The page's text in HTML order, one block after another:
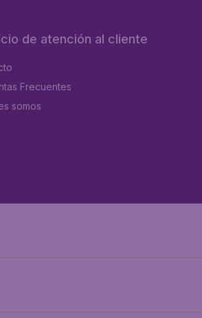
de atención al cliente
Frecuentes
somos